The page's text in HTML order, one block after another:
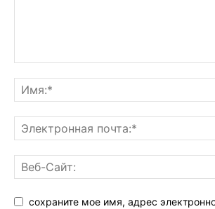
сохраните мое имя, адрес